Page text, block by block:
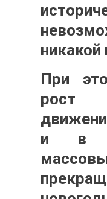
никакой
При
рост
и в